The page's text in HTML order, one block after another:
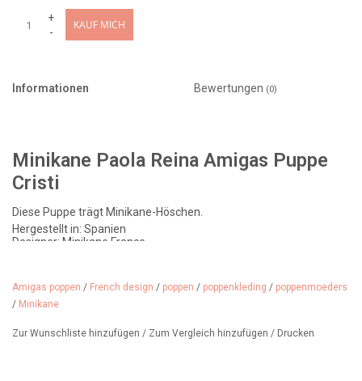
+
-
KAUF MICH
Informationen Bewertungen (0)
Minikane Paola Reina Amigas Puppe
Cristi
Diese Puppe trägt Minikane-Höschen.
Hergestellt in: Spanien
Designer: Minikane France
Größe: 32 cm
Empfohlenes Alter: ab 3 Jahren
Amigas poppen / French design / poppen / poppenkleding / poppenmoeders
/ Minikane
Zur Wunschliste hinzufügen / Zum Vergleich hinzufügen / Drucken